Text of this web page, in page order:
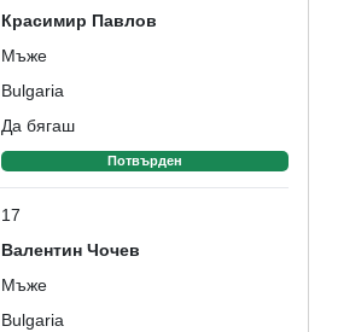
Красимир Павлов
Мъже
Bulgaria
Да бягаш
Потвърден
17
Валентин Чочев
Мъже
Bulgaria